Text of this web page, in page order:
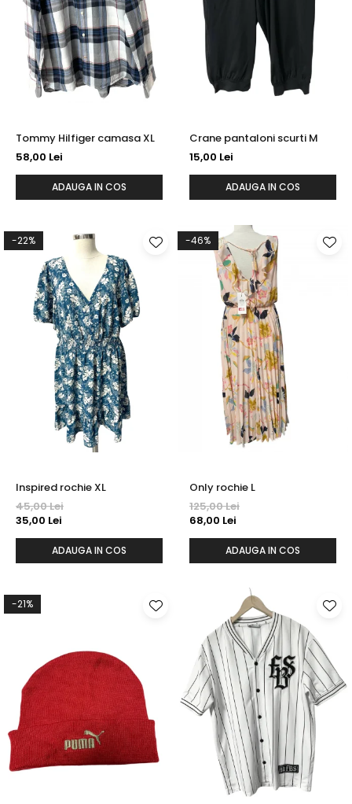
Hanorace
Lenjerii si pijamale
Paltoane
Pantaloni
Pulovere
Rochii
Sacouri si Costume
Sport
Tricouri si maiouri
Veste
Tricouri si maiouri
Veste
Salopete
Sport
Tricouri si maiouri
veste
Tommy Hilfiger camasa XL
58,00 Lei
ADAUGA IN COS
Crane pantaloni scurti M
15,00 Lei
ADAUGA IN COS
-22%
Inspired rochie XL
45,00 Lei
35,00 Lei
ADAUGA IN COS
-46%
Only rochie L
125,00 Lei
68,00 Lei
ADAUGA IN COS
-21%